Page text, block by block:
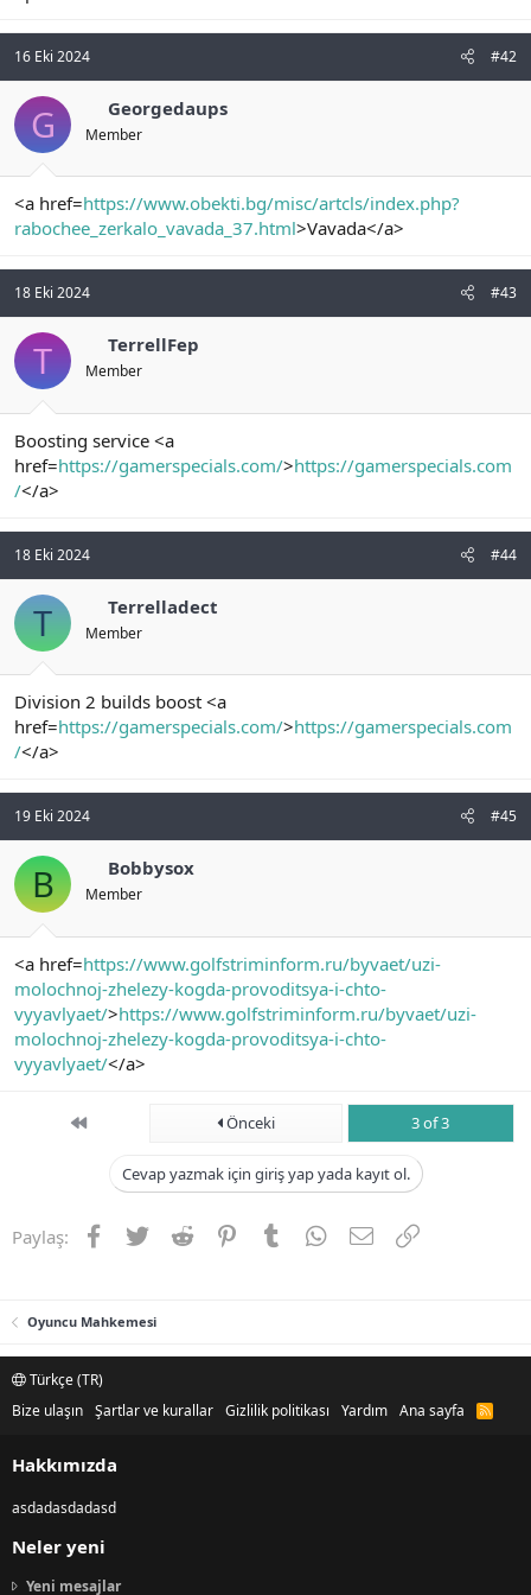
16 Eki 2024 #42
G Georgedaups
Member
<a href=https://www.obekti.bg/misc/artcls/index.php?
rabochee_zerkalo_vavada_37.html>Vavada</a>
18 Eki 2024 #43
T TerrellFep
Member
Boosting service <a
href=https://gamerspecials.com/>https://gamerspecials.com
/</a>
18 Eki 2024 #44
T Terrelladect
Member
Division 2 builds boost <a
href=https://gamerspecials.com/>https://gamerspecials.com
/</a>
19 Eki 2024 #45
B Bobbysox
Member
<a href=https://www.golfstriminform.ru/byvaet/uzi-
molochnoj-zhelezy-kogda-provoditsya-i-chto-
vyyavlyaet/>https://www.golfstriminform.ru/byvaet/uzi-
molochnoj-zhelezy-kogda-provoditsya-i-chto-
vyyavlyaet/</a>
First Önceki 3 of 3
Cevap yazmak için giriş yap yada kayıt ol.
Paylaş: Facebook
TwitterReddit PinterestTumblrWhatsApp
E-postaLink
Oyuncu Mahkemesi
Türkçe (TR)
Bize ulaşın Şartlar ve kurallar Gizlilik politikası Yardım Ana sayfa
R
S
Hakkımızda
asdadasdadasd
Neler yeni
Yeni mesajlar